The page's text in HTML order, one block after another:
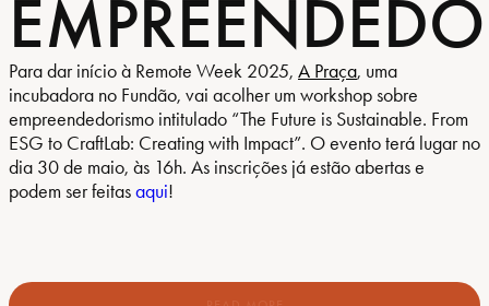
Para dar início à Remote Week 2025, A Praça, uma
incubadora no Fundão, vai acolher um workshop sobre
empreendedorismo intitulado “The Future is Sustainable. From
ESG to CraftLab: Creating with Impact”. O evento terá lugar no
dia 30 de maio, às 16h. As inscrições já estão abertas e
podem ser feitasaqui!